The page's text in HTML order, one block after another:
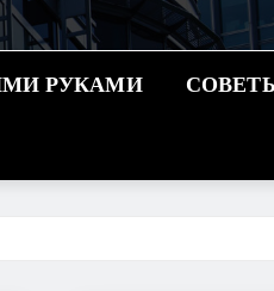
РУКАМИ